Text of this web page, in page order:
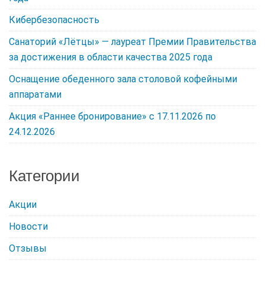
Кибербезопасность
Санаторий «Лётцы» — лауреат Премии Правительства
за достижения в области качества 2025 года
Оснащение обеденного зала столовой кофейными
аппаратами
Акция «Раннее бронирование» c 17.11.2026 по
24.12.2026
Категории
Акции
Новости
Отзывы